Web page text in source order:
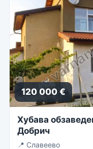
120 000 €
Хубава
Добрич
📍 Славеево